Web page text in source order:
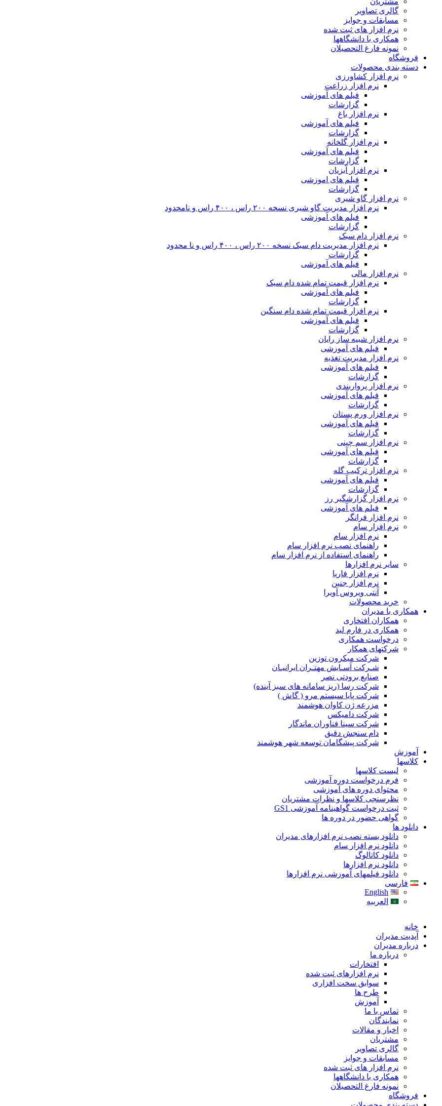
گالری تصاویر
مسابقات و جوایز
نرم افزار های ثبت شده
همکاری با دانشگاهها
نمونه فارغ التحصیلان
فروشگاه
دسته بندی محصولات
نرم افزار کشاورزی
نرم افزار زراعت
فیلم های آموزشی
گزارشات
نرم افزار باغ
فیلم های آموزشی
گزارشات
نرم افزار گلخانه
فیلم های آموزشی
گزارشات
نرم افزار آبزیان
فیلم های اموزشی
گزارشات
نرم افزار گاو شیری
نرم افزار مدیریت گاو شیری نسخه ۲۰۰ راس ، ۴۰۰ راس و نامحدود
فیلم های آموزشی
گزارشات
نرم افزار دام سبک
نرم افزار مدیریت دام سبک نسخه ۲۰۰ راس ، ۴۰۰ راس و نا محدود
گزارشات
فیلم های آموزشی
نرم افزار مالی
نرم افزار قیمت تمام شده دام سبک
فیلم های آموزشی
گزارشات
نرم افزار قیمت تمام شده دام سنگین
فیلم های آموزشی
گزارشات
نرم افزار شبیه ساز رایان
فیلم های آموزشی
نرم افزار مدیریت تغذیه
فیلم های آموزشی
گزارشات
نرم افزار پرواربندی
فیلم های آموزشی
گزارشات
نرم افزار ورم پستان
فیلم های آموزشی
گزارشات
نرم افزار سم چینی
فیلم های آموزشی
گزارشات
نرم افزار ترکیب گله
فیلم های آموزشی
گزارشات
نرم افزار گزارشگیر رز
فیلم های آموزشی
نرم افزار فرانگر
نرم افزار سام
نرم افزار سام
راهنمای نصب نرم افزار سام
راهنمای استفاده از نرم افزار سام
سایر نرم افزارها
نرم افزار فاریا
نرم افزار جنین
آنتی ویروس آویرا
خرید محصولات
همکاری با مدیران
همکاران افتخاری
همکاری در فارم لید
درخواست همکاری
شرکتهای همکار
شرکت میکرون توزین
شـرکت آسـایش مهتـران ایرانیـان
صنایع برودتی نصر
شرکت رسا (ریز سامانه های سبز آینده)
شرکت پایا سیستم مرو ( گاش )
مزرعه ژن کاوان هوشمند
شرکت دامیکس
شرکت سینا فناوران ماندگار
دام سنجش دقیق
شرکت پیشگامان توسعه شهر هوشمند
آموزش
کلاسها
لیست کلاسها
فرم درخواست دوره آموزشی
محتوای دوره های آموزشی
نظرسنجی کلاسها و نظرات مشتریان
ثبت درخواست گواهینامه آموزشی GS1
گواهی حضور در دوره ها
دانلود ها
دانلود بسته نصب نرم افزارهای مدیران
دانلود نرم افزار سام
دانلود کاتالوگ
دانلود نرم افزارها
دانلود فیلمهای آموزشی نرم افزارها
فارسی
English
العربیه
خانه
آپدیت مدیران
درباره مدیران
درباره ما
افتخارات
نرم افزارهای ثبت شده
سوابق سخت افزاری
طرح ها
آموزش
تماس با ما
نمایندگان
اخبار و مقالات
مشتریان
گالری تصاویر
مسابقات و جوایز
نرم افزار های ثبت شده
همکاری با دانشگاهها
نمونه فارغ التحصیلان
فروشگاه